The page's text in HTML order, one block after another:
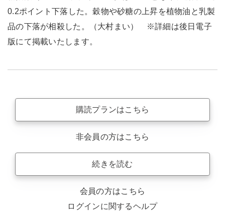
0.2ポイント下落した。穀物や砂糖の上昇を植物油と乳製
品の下落が相殺した。（大村まい） ※詳細は後日電子
版にて掲載いたします。
購読プランはこちら
非会員の方はこちら
続きを読む
会員の方はこちら
ログインに関するヘルプ